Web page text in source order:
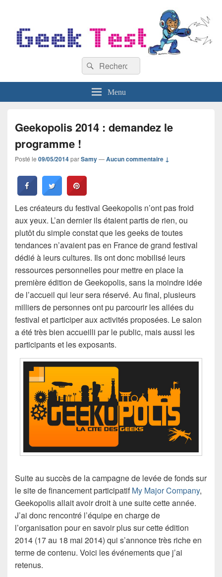
Recherche :
Rechercher
Menu
Geekopolis 2014 : demandez le
programme !
Posté le 09/05/2014parSamy—Aucun commentaire ↓
Les créateurs du festival Geekopolis n’ont pas froid
aux yeux. L’an dernier ils étaient partis de rien, ou
plutôt du simple constat que les geeks de toutes
tendances n’avaient pas en France de grand festival
dédié à leurs cultures. Ils ont donc mobilisé leurs
ressources personnelles pour mettre en place la
première édition de Geekopolis, sans la moindre idée
de l’accueil qui leur sera réservé. Au final, plusieurs
milliers de personnes ont pu parcourir les allées du
festival et participer aux activités proposées. Le salon
a été très bien accueilli par le public, mais aussi les
participants et les exposants.
Suite au succès de la campagne de levée de fonds sur
le site de financement participatifMy Major Company,
Geekopolis allait avoir droit à une suite cette année.
J’ai donc rencontré l’équipe en charge de
l’organisation pour en savoir plus sur cette édition
2014 (17 au 18 mai 2014) qui s’annonce très riche en
terme de contenu. Voici les événements que j’ai
retenus.